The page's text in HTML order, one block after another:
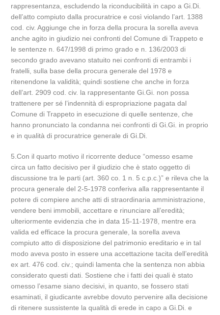
rappresentanza, escludendo la riconducibilità in capo a Gi.Di.
dell’atto compiuto dalla procuratrice e così violando l’art. 1388
cod. civ. Aggiunge che in forza della procura la sorella aveva
anche agito in giudizio nei confronti del Comune di Trappeto e
le sentenze n. 647/1998 di primo grado e n. 136/2003 di
secondo grado avevano statuito nei confronti di entrambi i
fratelli, sulla base della procura generale del 1978 e
ritenendone la validità; quindi sostiene che anche in forza
dell’art. 2909 cod. civ. la rappresentante Gi.Gi. non possa
trattenere per sé l’indennità di espropriazione pagata dal
Comune di Trappeto in esecuzione di quelle sentenze, che
hanno pronunciato la condanna nei confronti di Gi.Gi. in proprio
e in qualità di procuratrice generale di Gi.Di.
5.Con il quarto motivo il ricorrente deduce “omesso esame
circa un fatto decisivo per il giudizio che è stato oggetto di
discussione tra le parti (art. 360 co. 1 n. 5 c.p.c.)” e rileva che la
procura generale del 2-5-1978 conferiva alla rappresentante il
potere di compiere anche atti di straordinaria amministrazione,
vendere beni immobili, accettare e rinunciare all’eredità;
ulteriormente evidenzia che in data 15-11-1978, mentre era
valida ed efficace la procura generale, la sorella aveva
compiuto atto di disposizione del patrimonio ereditario e in tal
modo aveva posto in essere una accettazione tacita dell’eredità
ex art. 476 cod. civ.; quindi lamenta che la sentenza non abbia
considerato questi dati. Sostiene che i fatti dei quali è stato
omesso l’esame siano decisivi, in quanto, se fossero stati
esaminati, il giudicante avrebbe dovuto pervenire alla decisione
di ritenere sussistente la qualità di erede in capo a Gi.Di. e